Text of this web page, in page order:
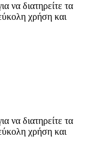
να διατηρείτε τα
χρήση και
να διατηρείτε τα
χρήση και